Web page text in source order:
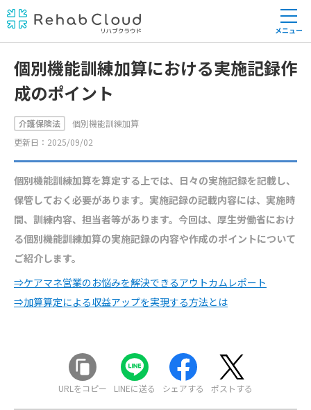
メニュー
個別機能訓練加算における実施記録作
成のポイント
介護保険法
個別機能訓練加算
更新日：2025/09/02
個別機能訓練加算を算定する上では、日々の実施記録を記載し、
保管しておく必要があります。実施記録の記載内容には、実施時
間、訓練内容、担当者等があります。今回は、厚生労働省におけ
る個別機能訓練加算の実施記録の内容や作成のポイントについて
ご紹介します。
⇒ケアマネ営業のお悩みを解決できるアウトカムレポート
⇒加算算定による収益アップを実現する方法とは
URLをコピー LINEに送る シェアする ポストする